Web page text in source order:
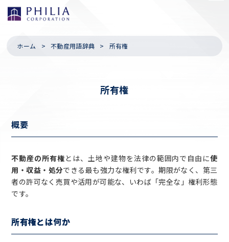
ホーム 不動産用語辞典 所有権
所有権
概要
不動産の所有権とは、土地や建物を法律の範囲内で自由に使
用・収益・処分できる最も強力な権利です。期限がなく、第三
者の許可なく売買や活用が可能な、いわば「完全な」権利形態
です。
所有権とは何か